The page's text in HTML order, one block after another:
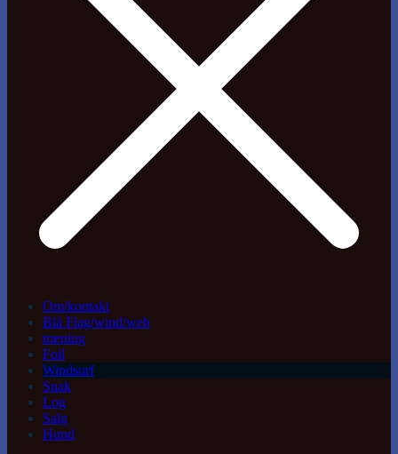
Om/kontakt
Blå Flag/wind/web
træning
Foil
Windsurf
Snak
Log
Salg
Hund